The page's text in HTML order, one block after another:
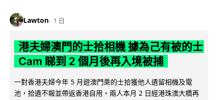
Lawton 1 日
港夫婦澳門的士拾相機 據為己有被的士
Cam 睇到 2 個月後再入境被捕
一對香港夫婦今年 5 月遊澳門乘的士拾獲他人遺留相機及電
池，拾遺不報並帶返香港自用。兩人本月 2 日經港珠澳大橋再